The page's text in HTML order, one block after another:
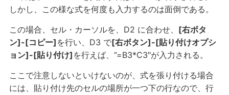
しかし、この様な式を何度も入力するのは面倒である。
この場合、セル・カーソルを、D2 に合わせ、 [右ボタ
ン]-[コピー] を行い、D3 で[右ボタン]-[貼り付けオプシ
ョン]-[貼り付け] を行えば、”=B3*C3″が入力される。
ここで注意しないといけないのが、式を張り付ける場合
には、貼り付け先のセルの場所が一つ下の行なので、行